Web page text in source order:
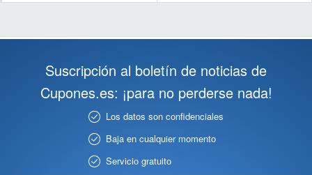
Suscripción al boletín de noticias de
Cupones.es: ¡para no perderse nada!
Los datos son confidenciales
Baja en cualquier momento
Servicio gratuito